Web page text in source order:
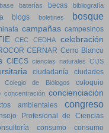
base baterías becas bibliografía
blogs boletines
bosque
campañas campesinos
CEC CEDHA celebración
CERNAR Cerro Blanco
CIECS ciencias naturales CIJS
ciudadanía
ciudades
Colegio de Biólogos
coloquio
concentración concienciación
ambientales congreso
Profesional de Ciencias
consumo
consumo